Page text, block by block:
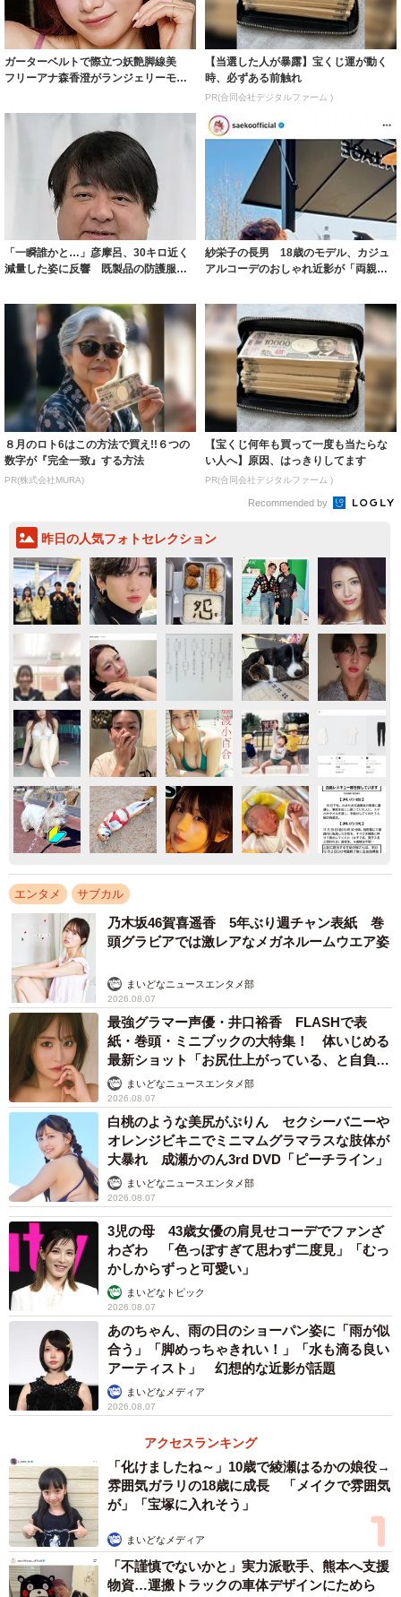
ガーターベルトで際立つ妖艶脚線美
フリーアナ森香澄がランジェリーモデ
【当選した人が暴露】宝くじ運が動く
時、必ずある前触れ
PR(合同会社デジタルファーム )
「一瞬誰かと…」彦摩呂、30キロ近く
減量した姿に反響 既製品の防護服が
紗栄子の長男 18歳のモデル、カジュ
アルコーデのおしゃれ近影が「両親の
８月のロト6はこの方法で買え!!６つの
数字が『完全一致』する方法
PR(株式会社MURA)
【宝くじ何年も買って一度も当たらな
い人へ】原因、はっきりしてます
PR(合同会社デジタルファーム )
Recommended by
昨日の人気フォトセレクション
エンタメ サブカル
乃木坂46賀喜遥香 5年ぶり週チャン表紙 巻
頭グラビアでは激レアなメガネルームウエア姿
まいどなニュースエンタメ部
2026.08.07
最強グラマー声優・井口裕香 FLASHで表
紙・巻頭・ミニブックの大特集！ 体いじめる
最新ショット「お尻仕上がっている、と自負し
ています」「いくつになっても理想の身体でい
たい」
まいどなニュースエンタメ部
2026.08.07
白桃のような美尻がぷりん セクシーバニーや
オレンジビキニでミニマムグラマラスな肢体が
大暴れ 成瀬かのん3rd DVD「ピーチライン」
まいどなニュースエンタメ部
2026.08.07
3児の母 43歳女優の肩見せコーデでファンざ
わざわ 「色っぽすぎて思わず二度見」「むっ
かしからずっと可愛い」
まいどなトピック
2026.08.07
あのちゃん、雨の日のショーパン姿に「雨が似
合う」「脚めっちゃきれい！」「水も滴る良い
アーティスト」 幻想的な近影が話題
まいどなメディア
2026.08.07
アクセスランキング
「化けましたね～」10歳で綾瀬はるかの娘役→
雰囲気ガラリの18歳に成長 「メイクで雰囲気
が」「宝塚に入れそう」
まいどなメディア
「不謹慎でないかと」実力派歌手、熊本へ支援
物資…運搬トラックの車体デザインにためら